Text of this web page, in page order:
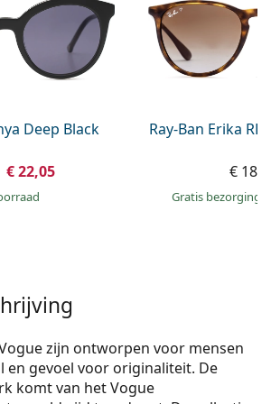
Online
Deep Black
€ 22,05
Ray-Ban Erika
€
Gratis bezorging
zijn ontworpen voor mensen
en gevoel voor originaliteit. De
komt van het Vogue